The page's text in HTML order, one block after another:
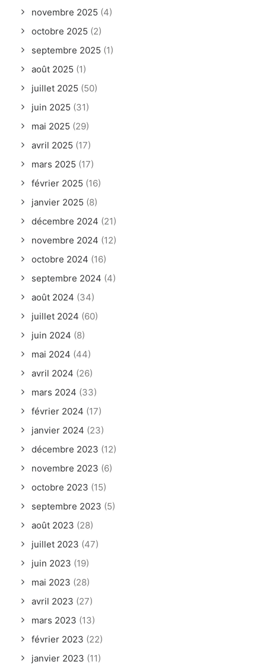
novembre 2025 (4)
octobre 2025 (2)
septembre 2025 (1)
août 2025 (1)
juillet 2025 (50)
juin 2025 (31)
mai 2025 (29)
avril 2025 (17)
mars 2025 (17)
février 2025 (16)
janvier 2025 (8)
décembre 2024 (21)
novembre 2024 (12)
octobre 2024 (16)
septembre 2024 (4)
août 2024 (34)
juillet 2024 (60)
juin 2024 (8)
mai 2024 (44)
avril 2024 (26)
mars 2024 (33)
février 2024 (17)
janvier 2024 (23)
décembre 2023 (12)
novembre 2023 (6)
octobre 2023 (15)
septembre 2023 (5)
août 2023 (28)
juillet 2023 (47)
juin 2023 (19)
mai 2023 (28)
avril 2023 (27)
mars 2023 (13)
février 2023 (22)
janvier 2023 (11)